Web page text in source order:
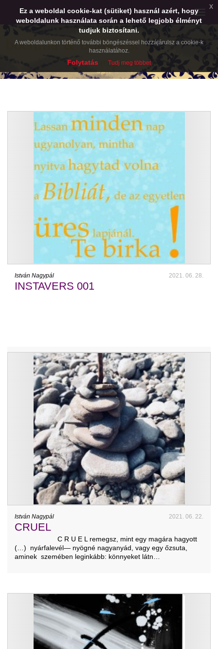
Toggle
István Nagypál 2021. 06. 28.
INSTAVERS 001
István Nagypál 2021. 06. 22.
CRUEL
C R U E L remegsz, mint egy magára hagyott
(…) nyárfalevél— nyögné nagyanyád, vagy egy őzsuta,
aminek szemében leginkább: könnyeket látn…
Ez a weboldal cookie-kat (sütiket) használ azért, hogy
weboldalunk használata során a lehető legjobb élményt
tudjuk biztosítani.
A weboldalunkon történő további böngészéssel hozzájárulsz a cookie-k
használatához.
Folytatás Tudj meg többet
x